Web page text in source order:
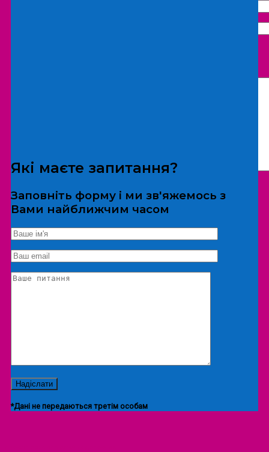
*Дані не передаються третім особам
Екскурсія/локація
Які маєте запитання?
Заповніть форму і ми зв'яжемось з
Вами найближчим часом
*Дані не передаються третім особам